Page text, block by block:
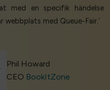
med en specifik händelse
webbplats med Queue-Fair.’
Phil Howard
CEO BookItZone